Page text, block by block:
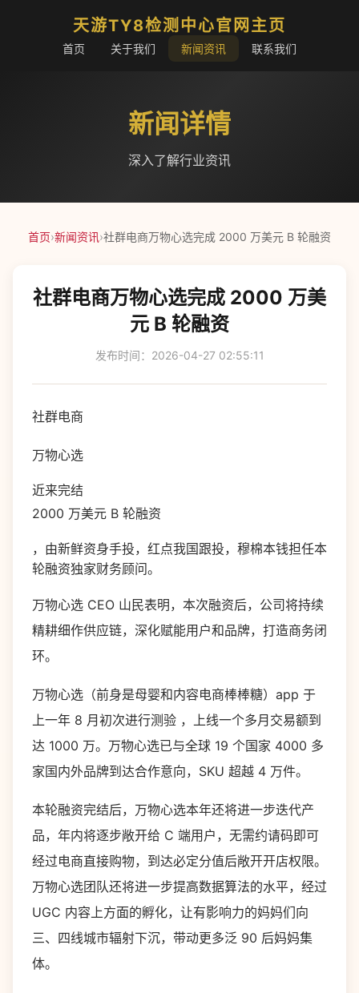
天游TY8检测中心官网主页
首页 关于我们 新闻资讯 联系我们
新闻详情
深入了解行业资讯
首页›新闻资讯›社群电商万物心选完成 2000 万美元 B 轮融资
社群电商万物心选完成 2000 万美
元 B 轮融资
发布时间：2026-04-27 02:55:11
社群电商
万物心选
近来完结
2000 万美元 B 轮融资
，由新鲜资身手投，红点我国跟投，穆棉本钱担任本
轮融资独家财务顾问。
万物心选 CEO 山民表明，本次融资后，公司将持续
精耕细作供应链，深化赋能用户和品牌，打造商务闭
环。
万物心选（前身是母婴和内容电商棒棒糖）app 于
上一年 8 月初次进行测验 ，上线一个多月交易额到
达 1000 万。万物心选已与全球 19 个国家 4000 多
家国内外品牌到达合作意向，SKU 超越 4 万件。
本轮融资完结后，万物心选本年还将进一步迭代产
品，年内将逐步敞开给 C 端用户，无需约请码即可
经过电商直接购物，到达必定分值后敞开开店权限。
万物心选团队还将进一步提高数据算法的水平，经过
UGC 内容上方面的孵化，让有影响力的妈妈们向
三、四线城市辐射下沉，带动更多泛 90 后妈妈集
体。